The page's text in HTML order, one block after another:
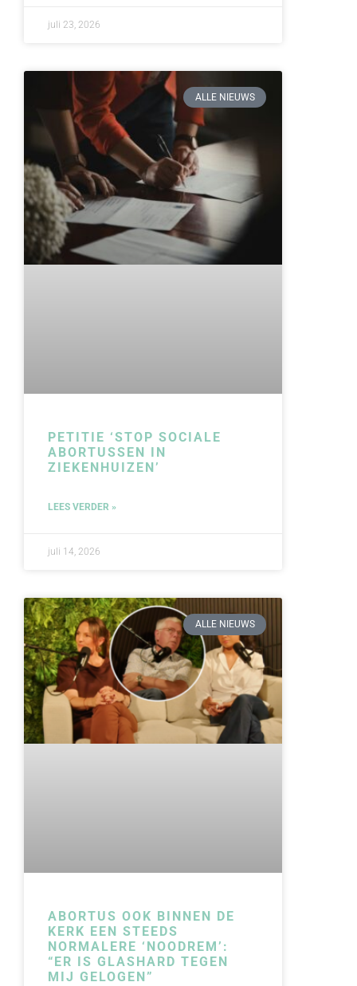
juli 23, 2026
ALLE NIEUWS
PETITIE ‘STOP SOCIALE
ABORTUSSEN IN
ZIEKENHUIZEN’
LEES VERDER »
juli 14, 2026
ALLE NIEUWS
ABORTUS OOK BINNEN DE
KERK EEN STEEDS
NORMALERE ‘NOODREM’:
“ER IS GLASHARD TEGEN
MIJ GELOGEN”